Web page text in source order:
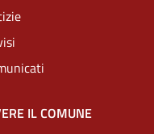
IL COMUNE